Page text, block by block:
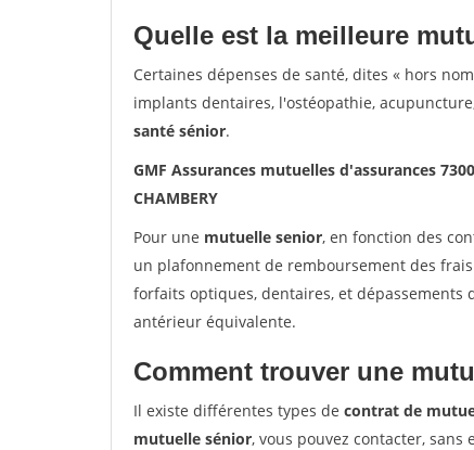
Quelle est la meilleure
Certaines dépenses de santé, dites « hors
implants dentaires, l'ostéopathie,
santé sénior.
GMF Assurances mutuelles d'assurances
CHAMBERY
Pour une mutuelle senior, en fonction des
un plafonnement de remboursement des
forfaits optiques, dentaires, et
antérieur équivalente.
Comment trouver une
Il existe différentes types de contrat de
mutuelle sénior, vous pouvez contacter,